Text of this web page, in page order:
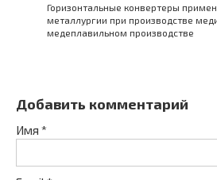
Горизонтальные конвертеры
металлургии при производстве
медеплавильном производстве
Добавить комментарий
Имя *